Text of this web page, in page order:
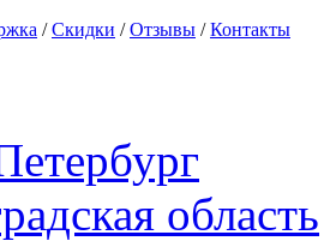
/Скидки /Отзывы /Контакты
область